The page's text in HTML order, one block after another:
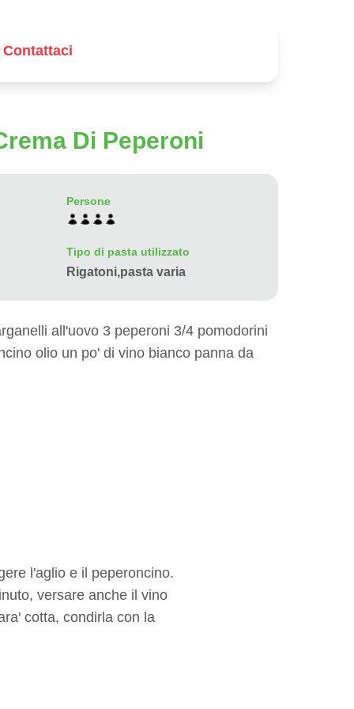
Contattaci
Di Peperoni
Persone
Tipo di pasta utilizzato
Rigatoni,pasta varia
all'uovo 3 peperoni 3/4 pomodorini
olio un po' di vino bianco panna da
l'aglio e il peperoncino.
versare anche il vino
cotta, condirla con la